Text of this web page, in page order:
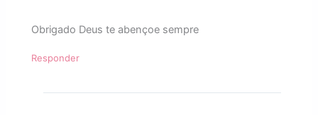
Obrigado Deus te abençoe sempre
Responder